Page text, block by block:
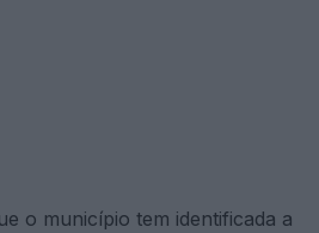
o município tem identificada a